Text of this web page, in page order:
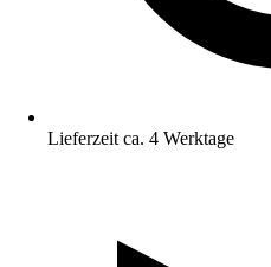
Lieferzeit ca. 4 Werktage